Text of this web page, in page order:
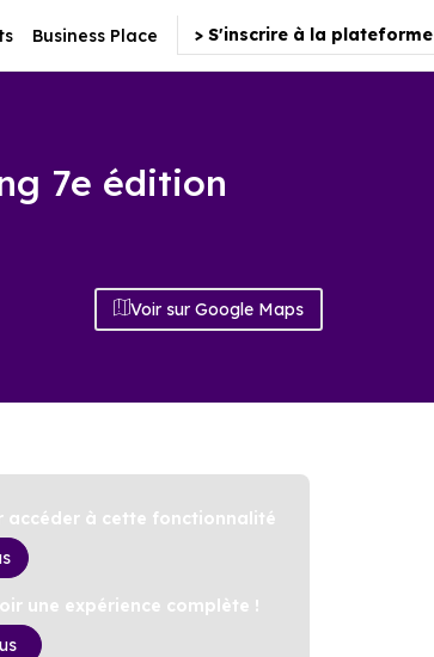
Business Place > S'inscrire à la plateforme
7e édition
Voir sur Google Maps
accéder à cette fonctionnalité
une expérience complète !